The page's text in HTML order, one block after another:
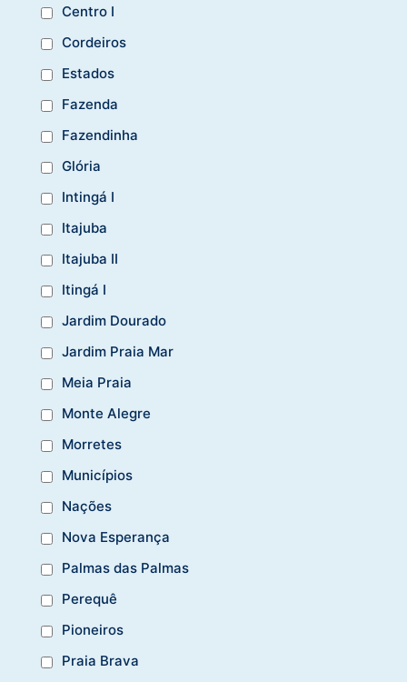
Centro I
Cordeiros
Estados
Fazenda
Fazendinha
Glória
Intingá I
Itajuba
Itajuba II
Itingá I
Jardim Dourado
Jardim Praia Mar
Meia Praia
Monte Alegre
Morretes
Municípios
Nações
Nova Esperança
Palmas das Palmas
Perequê
Pioneiros
Praia Brava